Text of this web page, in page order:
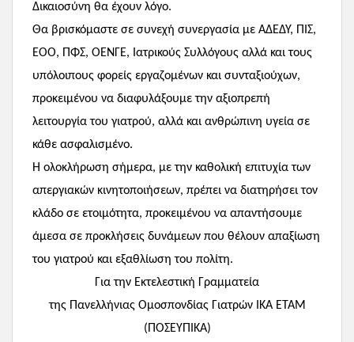
Δικαιοσύνη θα έχουν λόγο.
Θα βρισκόμαστε σε συνεχή συνεργασία με ΑΔΕΔΥ, ΠΙΣ,
ΕΟΟ, ΠΦΣ, ΟΕΝΓΕ, Ιατρικούς Συλλόγους αλλά και τους
υπόλοιπους φορείς εργαζομένων και συνταξιούχων,
προκειμένου να διαφυλάξουμε την αξιοπρεπή
λειτουργία του γιατρού, αλλά και ανθρώπινη υγεία σε
κάθε ασφαλισμένο.
Η ολοκλήρωση σήμερα, με την καθολική επιτυχία των
απεργιακών κινητοποιήσεων, πρέπει να διατηρήσει τον
κλάδο σε ετοιμότητα, προκειμένου να απαντήσουμε
άμεσα σε προκλήσεις δυνάμεων που θέλουν απαξίωση
του γιατρού και εξαθλίωση του πολίτη.
Για την Εκτελεστική Γραμματεία
της Πανελλήνιας Ομοσπονδίας Γιατρών ΙΚΑ ΕΤΑΜ
(ΠΟΣΕΥΠΙΚΑ)